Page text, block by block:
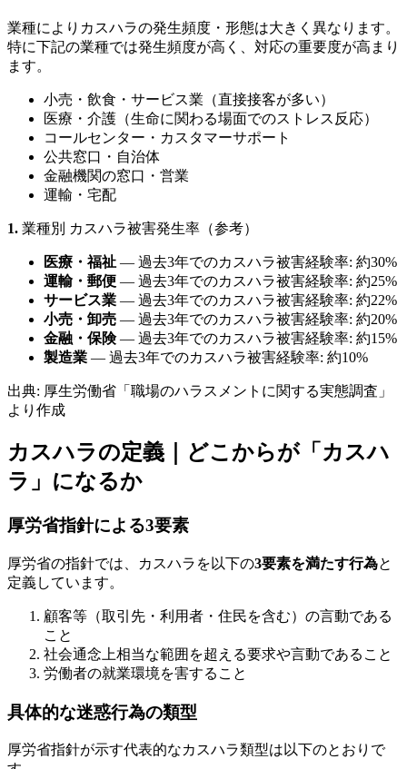
業種によりカスハラの発生頻度・形態は大きく異なります。
特に下記の業種では発生頻度が高く、対応の重要度が高まり
ます。
小売・飲食・サービス業（直接接客が多い）
医療・介護（生命に関わる場面でのストレス反応）
コールセンター・カスタマーサポート
公共窓口・自治体
金融機関の窓口・営業
運輸・宅配
1. 業種別 カスハラ被害発生率（参考）
医療・福祉 — 過去3年でのカスハラ被害経験率: 約30%
運輸・郵便 — 過去3年でのカスハラ被害経験率: 約25%
サービス業 — 過去3年でのカスハラ被害経験率: 約22%
小売・卸売 — 過去3年でのカスハラ被害経験率: 約20%
金融・保険— 過去3年でのカスハラ被害経験率: 約15%
製造業 — 過去3年でのカスハラ被害経験率: 約10%
出典: 厚生労働省「職場のハラスメントに関する実態調査」
より作成
カスハラの定義｜どこからが「カスハ
ラ」になるか
厚労省指針による3要素
厚労省の指針では、カスハラを以下の3要素を満たす行為と
定義しています。
顧客等（取引先・利用者・住民を含む）の言動である
こと
社会通念上相当な範囲を超える要求や言動であること
労働者の就業環境を害すること
具体的な迷惑行為の類型
厚労省指針が示す代表的なカスハラ類型は以下のとおりで